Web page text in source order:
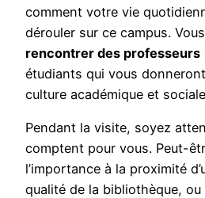
comment votre vie
dérouler sur ce campus.
rencontrer des professeurs
étudiants qui vous
culture académique et sociale
Pendant la visite, soyez
comptent pour vous. Peut-
l’importance à la proximité
qualité de la bibliothèque,